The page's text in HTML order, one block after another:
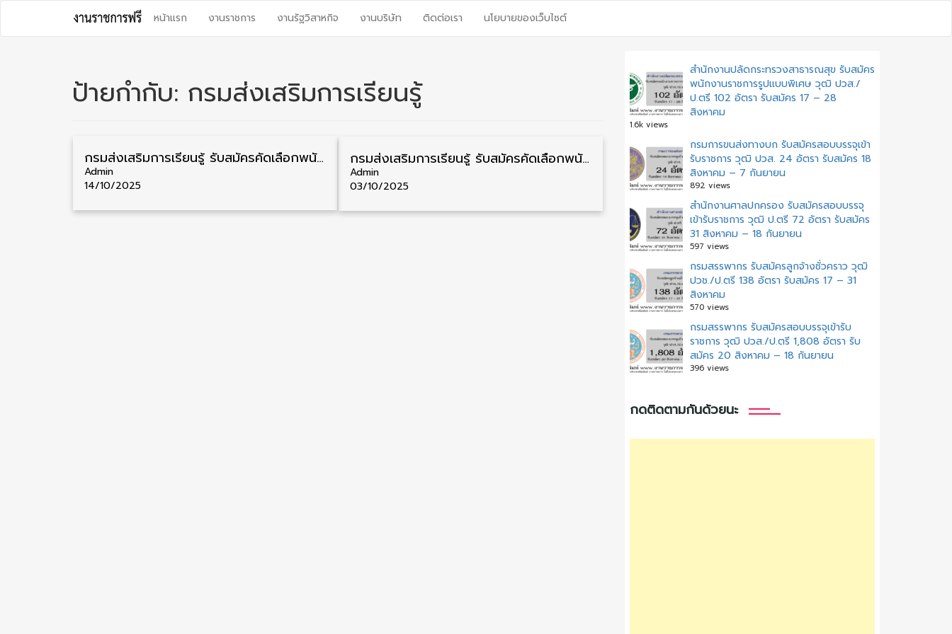
content
หน้าแรก งานราชการ งานรัฐวิสาหกิจ งานบริษัท ติดต่อเรา นโยบายของเว็บไซต์
ป้ายกำกับ: กรมส่งเสริมการเรียนรู้
กรมส่งเสริมการเรียนรู้ รับสมัครคัดเลือกพนักงานราชการ วุฒิ ป.ตรี 16 อัตรา รับสมัคร 20 – 27 ตุลาคม
Admin
14/10/2025
กรมส่งเสริมการเรียนรู้ รับสมัครคัดเลือกพนักงานราชการ วุฒิ ป.ตรี 18 อัตรา รับสมัคร 14 – 20 ตุลาคม
Admin
03/10/2025
สำนักงานปลัดกระทรวงสาธารณสุข รับสมัคร
พนักงานราชการรูปแบบพิเศษ วุฒิ ปวส./
ป.ตรี 102 อัตรา รับสมัคร 17 – 28
สิงหาคม
1.6k views
กรมการขนส่งทางบก รับสมัครสอบบรรจุเข้า
รับราชการ วุฒิ ปวส. 24 อัตรา รับสมัคร 18
สิงหาคม – 7 กันยายน
892 views
สํานักงานศาลปกครอง รับสมัครสอบบรรจุ
เข้ารับราชการ วุฒิ ป.ตรี 72 อัตรา รับสมัคร
31 สิงหาคม – 18 กันยายน
597 views
กรมสรรพากร รับสมัครลูกจ้างชั่วคราว วุฒิ
ปวช./ป.ตรี 138 อัตรา รับสมัคร 17 – 31
สิงหาคม
570 views
กรมสรรพากร รับสมัครสอบบรรจุเข้ารับ
ราชการ วุฒิ ปวส./ป.ตรี 1,808 อัตรา รับ
สมัคร 20 สิงหาคม – 18 กันยายน
396 views
กดติดตามกันด้วยนะ